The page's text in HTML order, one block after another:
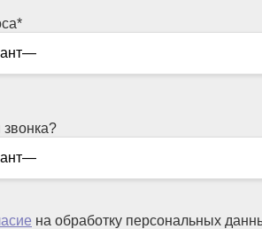
*
на обработку персональных